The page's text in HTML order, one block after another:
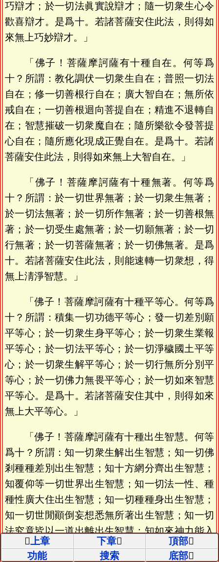
巧辯才；於一切法眞實說辯才；隨一切衆生心令
歡喜辯才。是爲十。若諸菩薩安住此法，則得如
來無上巧妙辯才。」
「佛子！菩薩摩訶薩有十種自在。何等爲
十？所謂：教化調伏一切衆生自在；普照一切法
自在；修一切善根行自在；廣大智自在；無所依
戒自在；一切善根迴向菩提自在；精進不退轉自
在；智慧摧破一切衆魔自在；隨所樂欲令發菩提
心自在；隨所應化現成正覺自在。是爲十。若諸
菩薩安住此法，則得如來無上大智自在。」
「佛子！菩薩摩訶薩有十種無著。何等爲
十？所謂：於一切世界無著；於一切衆生無著；
於一切法無著；於一切所作無著；於一切善根無
著；於一切受生處無著；於一切願無著；於一切
行無著；於一切菩薩無著；於一切佛無著。是爲
十。若諸菩薩安住此法，則能速轉一切衆想，得
無上淸淨智慧。」
「佛子！菩薩摩訶薩有十種平等心。何等爲
十？所謂：積集一切功德平等心；發一切差別願
平等心；於一切衆生身平等心；於一切衆生業報
平等心；於一切法平等心；於一切淨穢國土平等
心；於一切衆生解平等心；於一切行無所分別平
等心；於一切佛力無畏平等心；於一切如來智慧
平等心。是爲十。若諸菩薩安住其中，則得如來
無上大平等心。」
「佛子！菩薩摩訶薩有十種出生智慧。何等
爲十？所謂：知一切衆生解出生智慧；知一切佛
剎種種差別出生智慧；知十方網分齊出生智慧；
知覆仰等一切世界出生智慧；知一切法一性、種
種性廣大住出生智慧；知一切種種身出生智慧；
知一切世閒顚倒妄想悉無所著出生智慧；知一切
法究竟皆以一道出離出生智慧；知如來神力能入
一切法界出生智慧；知三世一切衆生佛種不斷出
上章 下章
頂部
功能
搜索 底部